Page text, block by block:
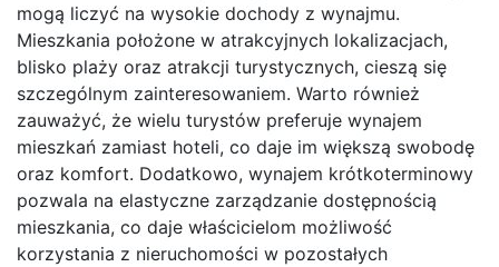
mogą liczyć na wysokie dochody z wynajmu.
Mieszkania położone w atrakcyjnych lokalizacjach,
blisko plaży oraz atrakcji turystycznych, cieszą się
szczególnym zainteresowaniem. Warto również
zauważyć, że wielu turystów preferuje wynajem
mieszkań zamiast hoteli, co daje im większą swobodę
oraz komfort. Dodatkowo, wynajem krótkoterminowy
pozwala na elastyczne zarządzanie dostępnością
mieszkania, co daje właścicielom możliwość
korzystania z nieruchomości w pozostałych